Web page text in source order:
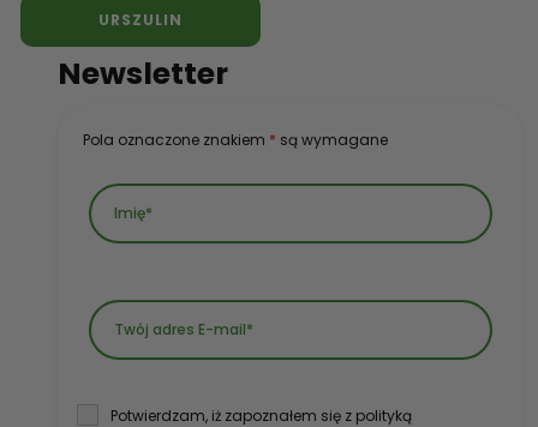
URSZULIN
Newsletter
Pola oznaczone znakiem * są wymagane
Potwierdzam, iż zapoznałem się z polityką